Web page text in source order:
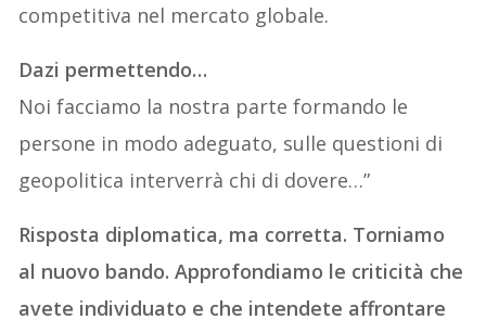
competitiva nel mercato globale.
Dazi permettendo…
Noi facciamo la nostra parte formando le
persone in modo adeguato, sulle questioni di
geopolitica interverrà chi di dovere…”
Risposta diplomatica, ma corretta. Torniamo
al nuovo bando. Approfondiamo le criticità che
avete individuato e che intendete affrontare